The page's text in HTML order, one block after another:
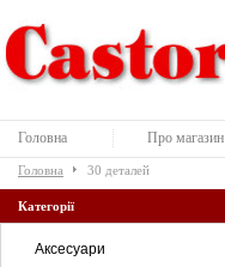
Головна Про магазин
Головна 30 деталей
Категорії
Аксесуари